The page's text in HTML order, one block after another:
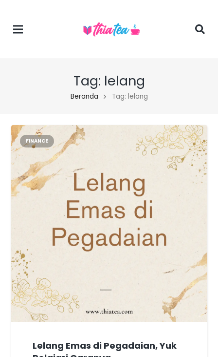
Tag: lelang
Beranda Tag: lelang
FINANCE
Lelang Emas di Pegadaian, Yuk